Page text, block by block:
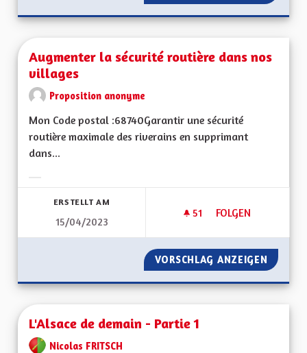
Augmenter la sécurité routière dans nos
villages
Proposition anonyme
Mon Code postal :68740Garantir une sécurité
routière maximale des riverains en supprimant
dans...
ERSTELLT AM
15/04/2023
51 51 FOLLOWER
FOLGEN
AUGMENTER LA
VORSCHLAG ANZEIGEN
L'Alsace de demain - Partie 1
Nicolas FRITSCH